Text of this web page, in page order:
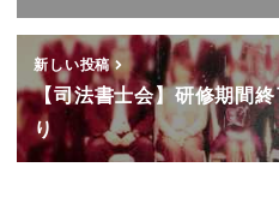
新しい投稿
【司法書士会】研修期間
り